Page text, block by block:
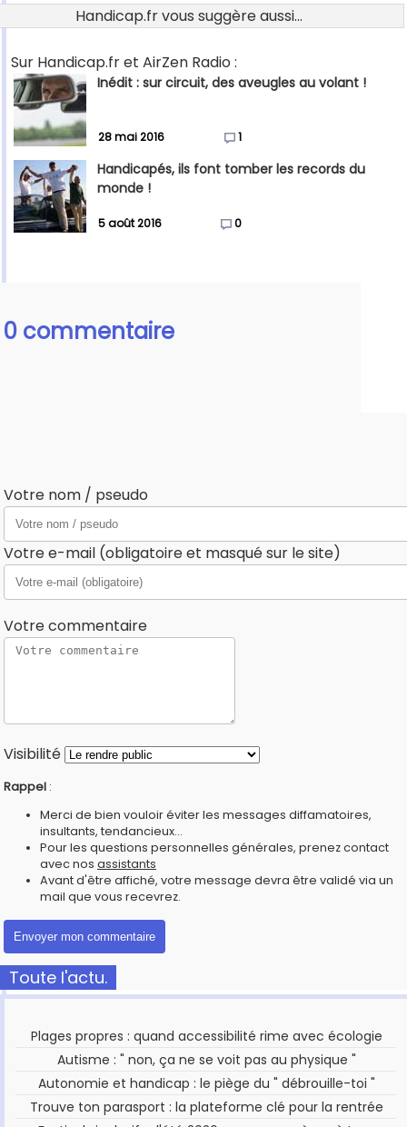
Handicap.fr vous suggère aussi...
Sur Handicap.fr et AirZen Radio :
Inédit : sur circuit, des aveugles au volant !
28 mai 2016 1
Handicapés, ils font tomber les records du
monde !
5 août 2016 0
0 commentaire
Votre nom / pseudo
Votre e-mail (obligatoire et masqué sur le site)
Votre commentaire
Visibilité
Rappel :
Merci de bien vouloir éviter les messages diffamatoires,
insultants, tendancieux...
Pour les questions personnelles générales, prenez contact
avec nos assistants
Avant d'être affiché, votre message devra être validé via un
mail que vous recevrez.
Toute l'actu.
Plages propres : quand accessibilité rime avec écologie
Autisme : " non, ça ne se voit pas au physique "
Autonomie et handicap : le piège du " débrouille-toi "
Trouve ton parasport : la plateforme clé pour la rentrée